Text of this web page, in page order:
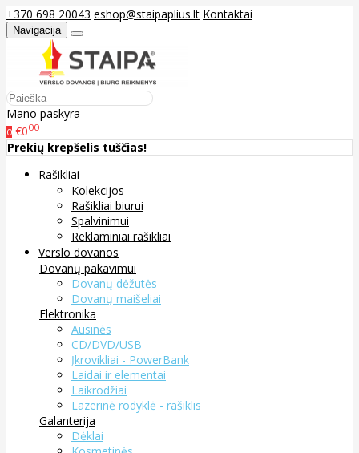
+370 698 20043 eshop@staipaplius.lt Kontaktai
Navigacija
Mano paskyra
0 €000
Prekių krepšelis tuščias!
Rašikliai
Kolekcijos
Rašikliai biurui
Spalvinimui
Reklaminiai rašikliai
Verslo dovanos
Dovanų pakavimui
Dovanų dėžutės
Dovanų maišeliai
Elektronika
Ausinės
CD/DVD/USB
Įkrovikliai - PowerBank
Laidai ir elementai
Laikrodžiai
Lazerinė rodyklė - rašiklis
Galanterija
Dėklai